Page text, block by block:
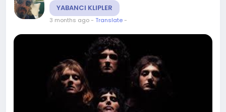
YABANCI KLIPLER
3 months ago- Translate-